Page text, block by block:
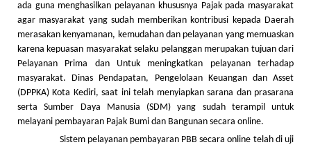
ada guna menghasilkan pelayanan khususnya Pajak pada masyarakat
agar masyarakat yang sudah memberikan kontribusi kepada Daerah
merasakan kenyamanan, kemudahan dan pelayanan yang memuaskan
karena kepuasan masyarakat selaku pelanggan merupakan tujuan dari
Pelayanan Prima dan Untuk meningkatkan pelayanan terhadap
masyarakat. Dinas Pendapatan, Pengelolaan Keuangan dan Asset
(DPPKA) Kota Kediri, saat ini telah menyiapkan sarana dan prasarana
serta Sumber Daya Manusia (SDM) yang sudah terampil untuk
melayani pembayaran Pajak Bumi dan Bangunan secara online.
Sistem pelayanan pembayaran PBB secara online telah di uji